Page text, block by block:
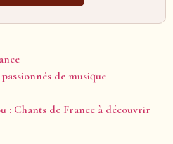
de musique
: Chants de France à découvrir